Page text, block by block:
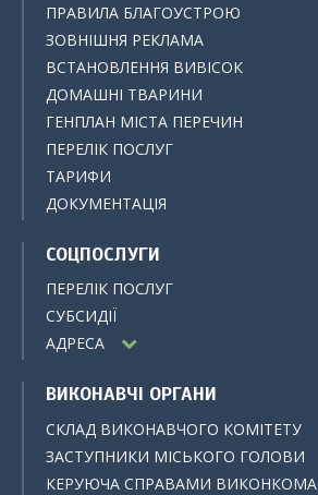
ПРАВИЛА БЛАГОУСТРОЮ
ЗОВНІШНЯ РЕКЛАМА
ВСТАНОВЛЕННЯ ВИВІСОК
ДОМАШНІ ТВАРИНИ
ГЕНПЛАН МІСТА ПЕРЕЧИН
ПЕРЕЛІК ПОСЛУГ
ТАРИФИ
ДОКУМЕНТАЦІЯ
СОЦПОСЛУГИ
ПЕРЕЛІК ПОСЛУГ
СУБСИДІЇ
АДРЕСА
ВИКОНАВЧІ ОРГАНИ
СКЛАД ВИКОНАВЧОГО КОМІТЕТУ
ЗАСТУПНИКИ МІСЬКОГО ГОЛОВИ
КЕРУЮЧА СПРАВАМИ ВИКОНКОМА